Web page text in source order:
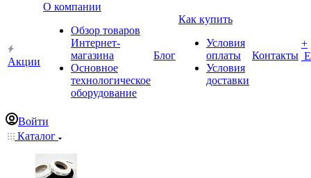
Акции
О компании
Обзор товаров
Интернет-
магазина
Основное
технологическое
оборудование
Блог
Как купить
Условия
оплаты
Условия
доставки
Контакты
+
Войти
Каталог